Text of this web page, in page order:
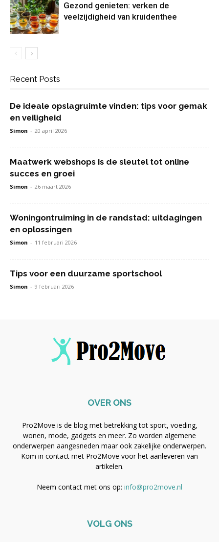
Gezond genieten: verken de
veelzijdigheid van kruidenthee
Recent Posts
De ideale opslagruimte vinden: tips voor gemak
en veiligheid
Simon - 20 april 2026
Maatwerk webshops is de sleutel tot online
succes en groei
Simon - 26 maart 2026
Woningontruiming in de randstad: uitdagingen
en oplossingen
Simon - 11 februari 2026
Tips voor een duurzame sportschool
Simon - 9 februari 2026
OVER ONS
Pro2Move is de blog met betrekking tot sport, voeding,
wonen, mode, gadgets en meer. Zo worden algemene
onderwerpen aangesneden maar ook zakelijke onderwerpen.
Kom in contact met Pro2Move voor het aanleveren van
artikelen.
Neem contact met ons op: info@pro2move.nl
VOLG ONS